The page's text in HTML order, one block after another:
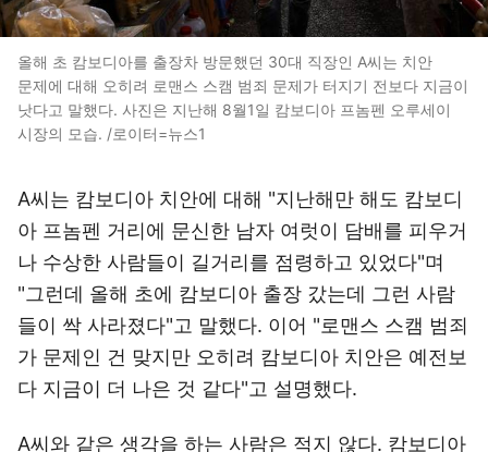
올해 초 캄보디아를 출장차 방문했던 30대 직장인 A씨는 치안
문제에 대해 오히려 로맨스 스캠 범죄 문제가 터지기 전보다 지금이
낫다고 말했다. 사진은 지난해 8월1일 캄보디아 프놈펜 오루세이
시장의 모습. /로이터=뉴스1
A씨는 캄보디아 치안에 대해 "지난해만 해도 캄보디
아 프놈펜 거리에 문신한 남자 여럿이 담배를 피우거
나 수상한 사람들이 길거리를 점령하고 있었다"며
"그런데 올해 초에 캄보디아 출장 갔는데 그런 사람
들이 싹 사라졌다"고 말했다. 이어 "로맨스 스캠 범죄
가 문제인 건 맞지만 오히려 캄보디아 치안은 예전보
다 지금이 더 나은 것 같다"고 설명했다.
A씨와 같은 생각을 하는 사람은 적지 않다. 캄보디아